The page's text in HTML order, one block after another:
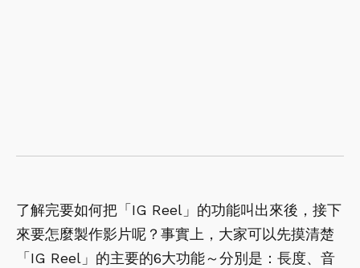
了解完要如何把「IG Reel」的功能叫出來後，接下
來要怎麼製作影片呢？事實上，大家可以先摸清楚
「IG Reel」的主要的6大功能～分別是：長度、音